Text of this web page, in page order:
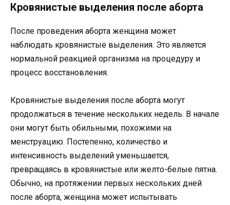
Кровянистые выделения после аборта
После проведения аборта женщина может
наблюдать кровянистые выделения. Это является
нормальной реакцией организма на процедуру и
процесс восстановления.
Кровянистые выделения после аборта могут
продолжаться в течение нескольких недель. В начале
они могут быть обильными, похожими на
менструацию. Постепенно, количество и
интенсивность выделений уменьшается,
превращаясь в кровянистые или желто-белые пятна.
Обычно, на протяжении первых нескольких дней
после аборта, женщина может испытывать